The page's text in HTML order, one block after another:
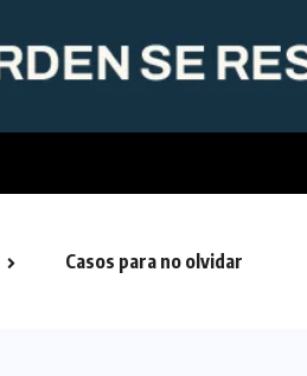
Casos para no olvidar